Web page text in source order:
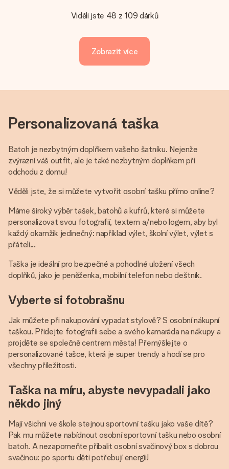
Viděli jste 48 z 109 dárků
Zobrazit více
Personalizovaná taška
Batoh je nezbytným doplňkem vašeho šatníku. Nejenže
zvýrazní váš outfit, ale je také nezbytným doplňkem při
odchodu z domu!
Věděli jste, že si můžete vytvořit osobní tašku přímo online?
Máme široký výběr tašek, batohů a kufrů, které si můžete
personalizovat svou fotografií, textem a/nebo logem, aby byl
každý okamžik jedinečný: například výlet, školní výlet, výlet s
přáteli...
Taška je ideální pro bezpečné a pohodlné uložení všech
doplňků, jako je peněženka, mobilní telefon nebo deštník.
Vyberte si fotobrašnu
Jak můžete při nakupování vypadat stylově? S osobní nákupní
taškou. Přidejte fotografii sebe a svého kamaráda na nákupy a
projděte se společně centrem města! Přemýšlejte o
personalizované tašce, která je super trendy a hodí se pro
všechny příležitosti.
Taška na míru, abyste nevypadali jako
někdo jiný
Mají všichni ve škole stejnou sportovní tašku jako vaše dítě?
Pak mu můžete nabídnout osobní sportovní tašku nebo osobní
batoh. A nezapomeňte přibalit osobní svačinový box s dobrou
svačinou: po sportu děti potřebují energii!